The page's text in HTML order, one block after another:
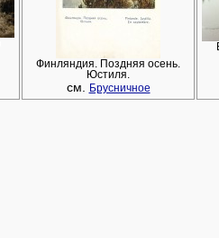
Финляндия. Поздняя осень.
Юстиля.
см. Брусничное